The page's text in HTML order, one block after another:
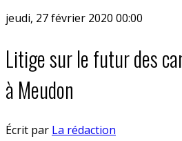
jeudi, 27 février 2020 00:00
Litige sur le futur des
à Meudon
Écrit par La rédaction